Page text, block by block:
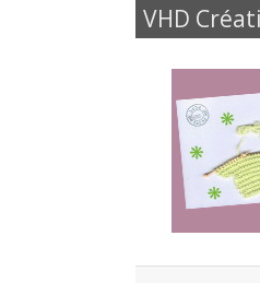
VHD